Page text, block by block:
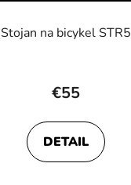
Stojan na bicykel STR5
€55
DETAIL